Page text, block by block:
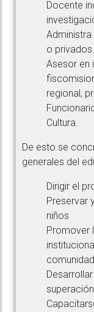
Docente
o privados.
Asesor en
regional,
Cultura.
De esto se
generales del
Dirigir el
Preservar
niños
Promover
comunidad